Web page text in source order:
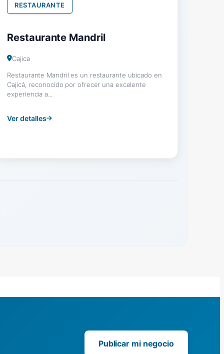
RESTAURANTE
Restaurante Mandril
Cajica
Restaurante Mandril es un restaurante ubicado en
Cajicá, reconocido por ofrecer una excelente
experiencia a...
Ver detalles
Publicar mi negocio